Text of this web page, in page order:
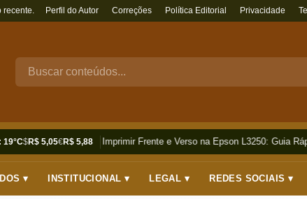
recente. Perfil do Autor Correções Política Editorial Privacidade
19°C$R$ 5,05€R$ 5,88
Como Imprimir Frente e Verso na Epson L3250: Guia
▾ INSTITUCIONAL ▾ LEGAL ▾ REDES SOCIAIS ▾